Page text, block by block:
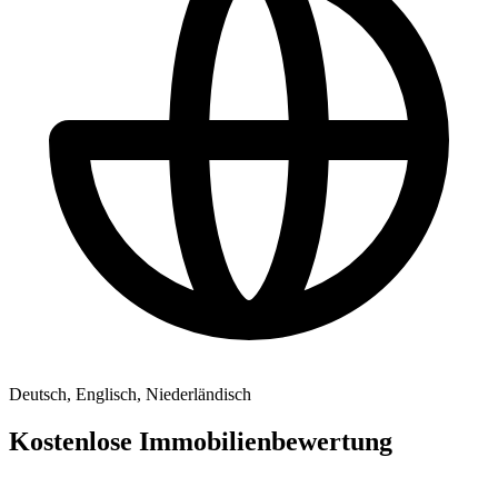
Deutsch, Englisch, Niederländisch
Kostenlose Immobilienbewertung